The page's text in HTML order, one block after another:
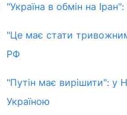
"Україна в обмін на
"Це має стати
РФ
"Путін має вирішити": у
Україною